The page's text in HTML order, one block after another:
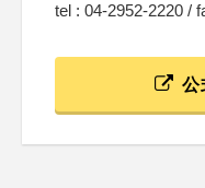
tel : 04-2952-2220 /
公